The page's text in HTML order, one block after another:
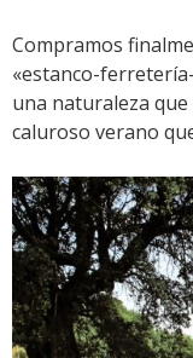
Compramos
«estanco-
una naturaleza
caluroso verano